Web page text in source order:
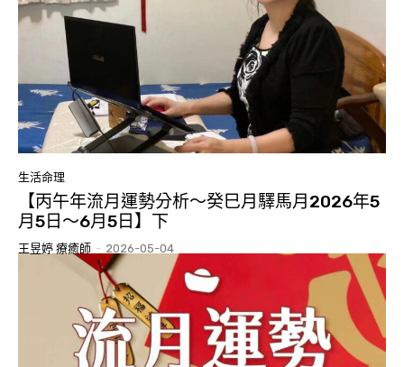
生活命理
【丙午年流月運勢分析～癸巳月驛馬月2026年5
月5日～6月5日】下
王昱婷 療癒師 - 2026-05-04